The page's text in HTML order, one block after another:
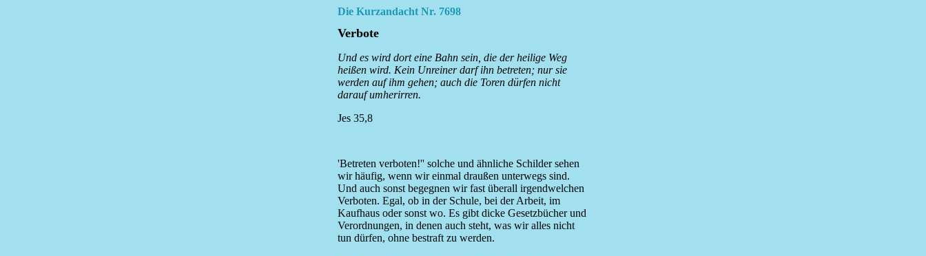
Die Kurzandacht Nr. 7698
Verbote
Und es wird dort eine Bahn sein, die der heilige Weg
heißen wird. Kein Unreiner darf ihn betreten; nur sie
werden auf ihm gehen; auch die Toren dürfen nicht
darauf umherirren.
Jes 35,8
'Betreten verboten!'' solche und ähnliche Schilder sehen
wir häufig, wenn wir einmal draußen unterwegs sind.
Und auch sonst begegnen wir fast überall irgendwelchen
Verboten. Egal, ob in der Schule, bei der Arbeit, im
Kaufhaus oder sonst wo. Es gibt dicke Gesetzbücher und
Verordnungen, in denen auch steht, was wir alles nicht
tun dürfen, ohne bestraft zu werden.